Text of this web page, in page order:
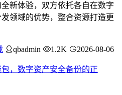
新体验，双方依托各自在数字
领域的优势，整合资源打造更
qbadmin 1.2K 2026-08-06